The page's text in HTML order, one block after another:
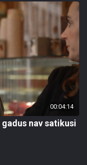
00:04:14
nav satikusi